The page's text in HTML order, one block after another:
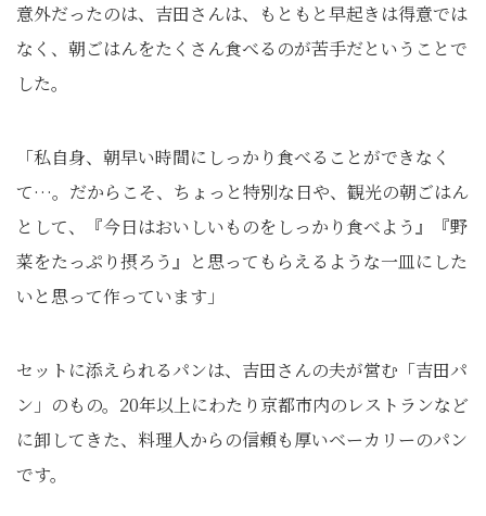
意外だったのは、吉田さんは、もともと早起きは得意では
なく、朝ごはんをたくさん食べるのが苦手だということで
した。
「私自身、朝早い時間にしっかり食べることができなく
て…。だからこそ、ちょっと特別な日や、観光の朝ごはん
として、『今日はおいしいものをしっかり食べよう』『野
菜をたっぷり摂ろう』と思ってもらえるような一皿にした
いと思って作っています」
セットに添えられるパンは、吉田さんの夫が営む「吉田パ
ン」のもの。20年以上にわたり京都市内のレストランなど
に卸してきた、料理人からの信頼も厚いベーカリーのパン
です。